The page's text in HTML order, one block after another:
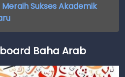
Sukses Akademik
Baha Arab